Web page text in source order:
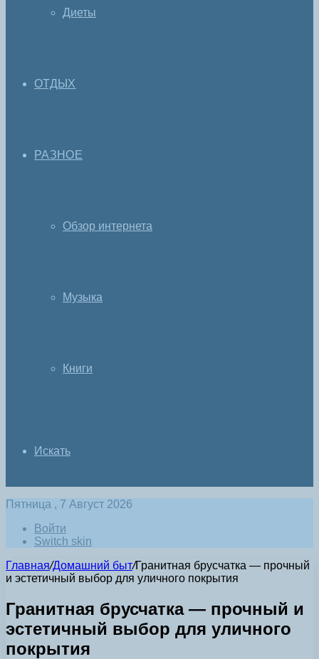
Диеты
ОТДЫХ
РАЗНОЕ
Обзор интернета
Музыка
Книги
Искать
Пятница , 7 Август 2026
Войти
Switch skin
Главная/Домашний быт/Гранитная брусчатка — прочный
и эстетичный выбор для уличного покрытия
Гранитная брусчатка — прочный и
эстетичный выбор для уличного
покрытия